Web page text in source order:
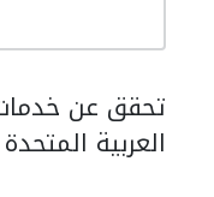
تحقق عن
العربية المتحدة